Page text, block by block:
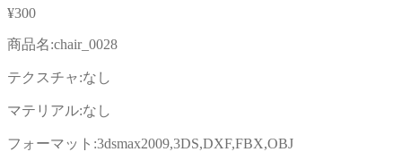
¥300
商品名:chair_0028
テクスチャ:なし
マテリアル:なし
フォーマット:3dsmax2009,3DS,DXF,FBX,OBJ